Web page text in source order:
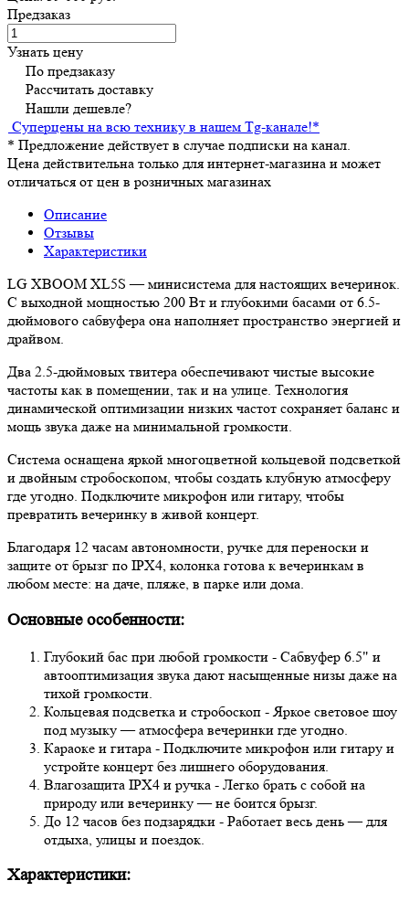
Предзаказ
Узнать цену
По предзаказу
Рассчитать доставку
Нашли дешевле?
Суперцены на всю технику в нашем Tg-канале!*
* Предложение действует в случае подписки на канал.
Цена действительна только для интернет-магазина и может
отличаться от цен в розничных магазинах
Описание
Отзывы
Характеристики
LG XBOOM XL5S — минисистема для настоящих вечеринок.
С выходной мощностью 200 Вт и глубокими басами от 6.5-
дюймового сабвуфера она наполняет пространство энергией и
драйвом.
Два 2.5-дюймовых твитера обеспечивают чистые высокие
частоты как в помещении, так и на улице. Технология
динамической оптимизации низких частот сохраняет баланс и
мощь звука даже на минимальной громкости.
Система оснащена яркой многоцветной кольцевой подсветкой
и двойным стробоскопом, чтобы создать клубную атмосферу
где угодно. Подключите микрофон или гитару, чтобы
превратить вечеринку в живой концерт.
Благодаря 12 часам автономности, ручке для переноски и
защите от брызг по IPX4, колонка готова к вечеринкам в
любом месте: на даче, пляже, в парке или дома.
Основные особенности:
Глубокий бас при любой громкости - Сабвуфер 6.5" и
автооптимизация звука дают насыщенные низы даже на
тихой громкости.
Кольцевая подсветка и стробоскоп - Яркое световое шоу
под музыку — атмосфера вечеринки где угодно.
Караоке и гитара - Подключите микрофон или гитару и
устройте концерт без лишнего оборудования.
Влагозащита IPX4 и ручка - Легко брать с собой на
природу или вечеринку — не боится брызг.
До 12 часов без подзарядки - Работает весь день — для
отдыха, улицы и поездок.
Характеристики: